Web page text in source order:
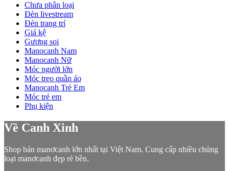
Chưa phân loại
Đèn livestream
Đèn trang trí
Giá kệ
Gương soi
Manocanh Nam
Manocanh Nữ
Móc người lớn
Móc treo quần áo
Manocanh Trẻ Em
Móc trẻ em
Phụ kiện
Về Canh Xinh
Shop bán manơcanh lớn nhất tại Việt Nam. Cung cấp nhiều chủng
loại manơcanh đẹp rẻ bền.